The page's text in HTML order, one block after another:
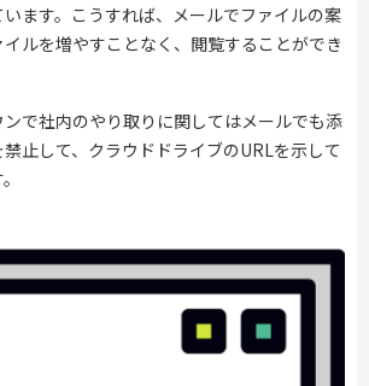
ます。こうすれば、メールでファイルの案
ルを増やすことなく、閲覧することができ
で社内のやり取りに関してはメールでも添
止して、クラウドドライブのURLを示して